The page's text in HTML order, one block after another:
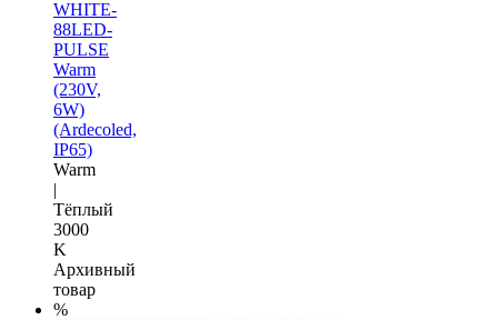
WHITE-
88LED-
PULSE
Warm
(230V,
6W)
(Ardecoled,
IP65)
Warm
|
Тёплый
3000
K
Архивный
товар
%